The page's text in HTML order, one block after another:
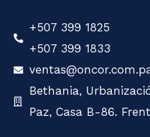
+507 399 1825
+507 399 1833
Bethania,
Paz, Casa B-86.